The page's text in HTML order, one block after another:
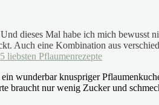
dieses Mal habe ich mich
Auch eine Kombination aus
liebsten Pflaumenrezepte